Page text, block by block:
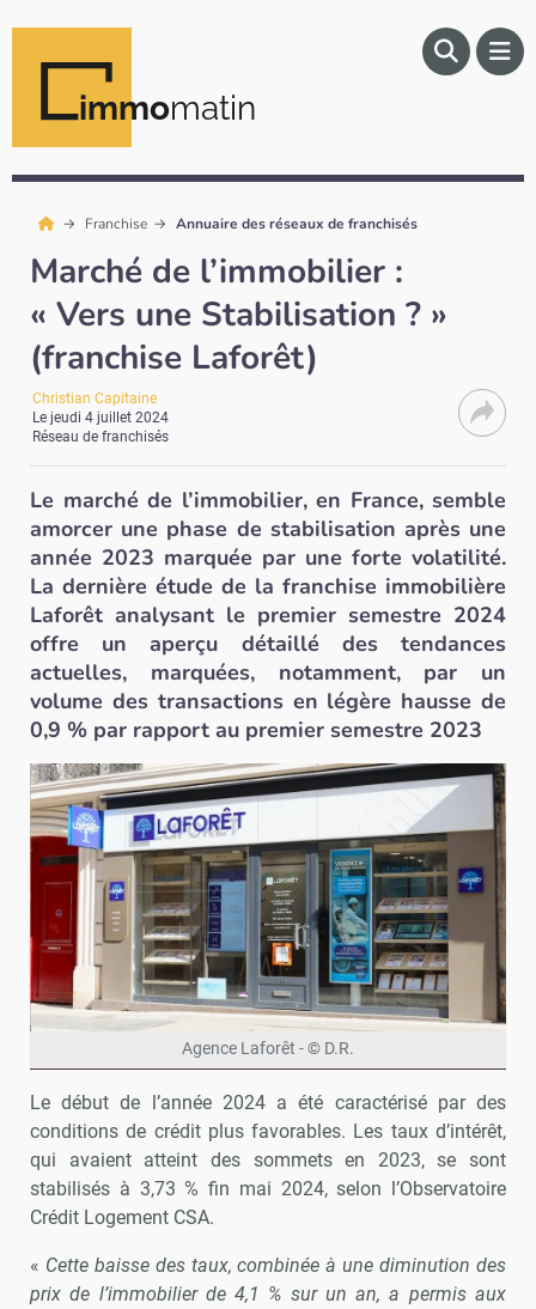
immomatin
Franchise Annuaire des réseaux de franchisés
Marché de l’immobilier :
« Vers une Stabilisation ? »
(franchise Laforêt)
Christian Capitaine
Lejeudi 4 juillet 2024
Réseau de franchisés
Le marché de l’immobilier, en France, semble
amorcer une phase de stabilisation après une
année 2023 marquée par une forte volatilité.
La dernière étude de la franchise immobilière
Laforêt analysant le premier semestre 2024
offre un aperçu détaillé des tendances
actuelles, marquées, notamment, par un
volume des transactions en légère hausse de
0,9 % par rapport au premier semestre 2023
Agence Laforêt - © D.R.
Le début de l’année 2024 a été caractérisé par des
conditions de crédit plus favorables. Les taux d’intérêt,
qui avaient atteint des sommets en 2023, se sont
stabilisés à 3,73 % fin mai 2024, selon l’Observatoire
Crédit Logement CSA.
« Cette baisse des taux, combinée à une diminution des
prix de l’immobilier de 4,1 % sur un an, a permis aux